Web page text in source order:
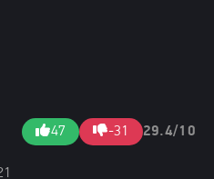
47 -31 29.4/10